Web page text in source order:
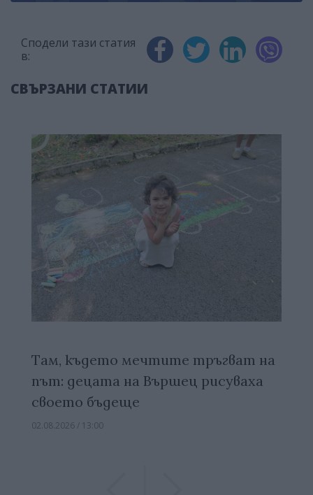
Сподели тази статия
в:
СВЪРЗАНИ СТАТИИ
Там, където мечтите тръгват на
път: децата на Вършец рисуваха
своето бъдеще
02.08.2026 / 13:00